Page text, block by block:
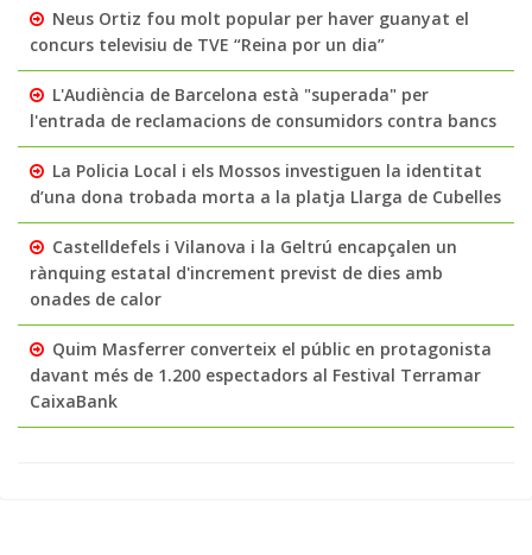
Neus Ortiz fou molt popular per haver guanyat el
concurs televisiu de TVE “Reina por un dia”
L'Audiència de Barcelona està "superada" per
l'entrada de reclamacions de consumidors contra bancs
La Policia Local i els Mossos investiguen la identitat
d’una dona trobada morta a la platja Llarga de Cubelles
Castelldefels i Vilanova i la Geltrú encapçalen un
rànquing estatal d'increment previst de dies amb
onades de calor
Quim Masferrer converteix el públic en protagonista
davant més de 1.200 espectadors al Festival Terramar
CaixaBank